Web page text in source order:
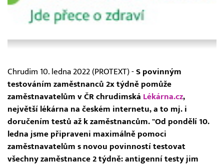
Chrudim 10. ledna 2022 (PROTEXT) - S povinným
testováním zaměstnanců 2x týdně pomůže
zaměstnavatelům v ČR chrudimská Lékárna.cz,
největší lékárna na českém internetu, a to mj. i
doručením testů až k zaměstnancům. "Od pondělí 10.
ledna jsme připraveni maximálně pomoci
zaměstnavatelům s novou povinností testovat
všechny zaměstnance 2 týdně: antigenní testy jim